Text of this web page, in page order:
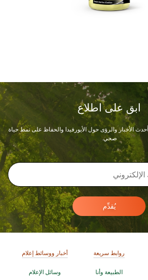
ابق على اطلاع
الأخبار والرؤى حول الأيورفيدا والحفاظ على نمط حياة
صحي.
يُقدِّم
روابط سريعة
الطبيعة وأنا
أخبار ووسائط إعلام
وسائل الإعلام